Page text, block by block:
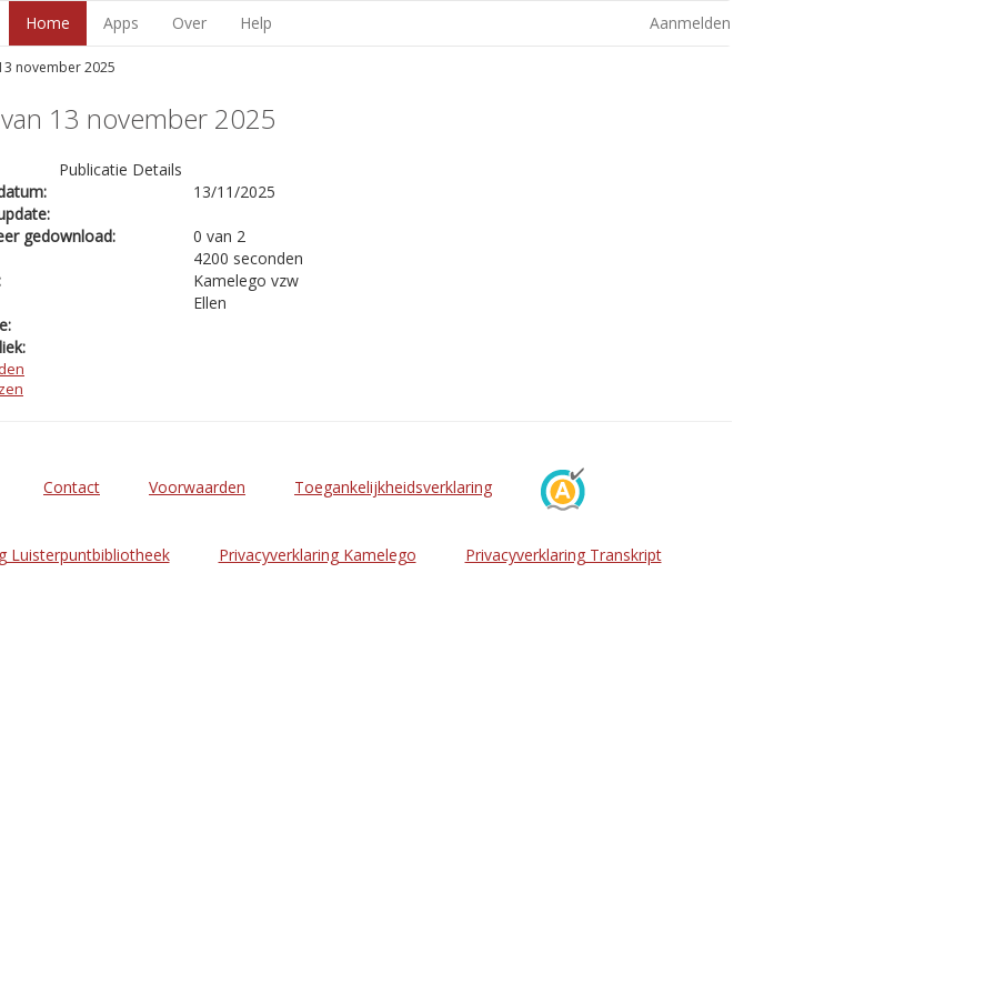
Home Apps Over Help Aanmelden
november 2025
13 november 2025
Publicatie Details
13/11/2025
gedownload:
0 van 2
4200 seconden
Kamelego vzw
Ellen
Contact Voorwaarden Toegankelijkheidsverklaring
Luisterpuntbibliotheek Privacyverklaring Kamelego Privacyverklaring Transkript